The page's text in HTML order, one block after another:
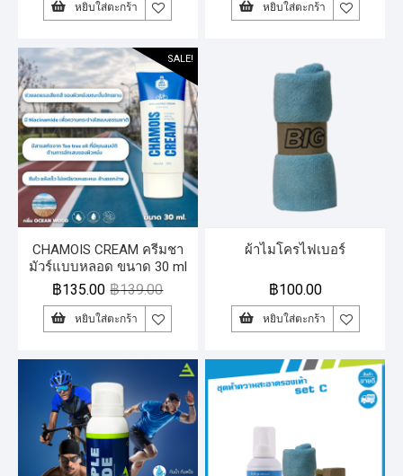
หยิบใส่ตะกร้า หยิบใส่ตะกร้า
SALE!
CHAMOIS CREAM ครีมชา
มัวร์แบบหลอด ขนาด 30 ml
กลิ่น : Ocean wood
฿139.00
฿135.00
หยิบใส่ตะกร้า
ผ้าไมโครไฟเบอร์
฿100.00
หยิบใส่ตะกร้า